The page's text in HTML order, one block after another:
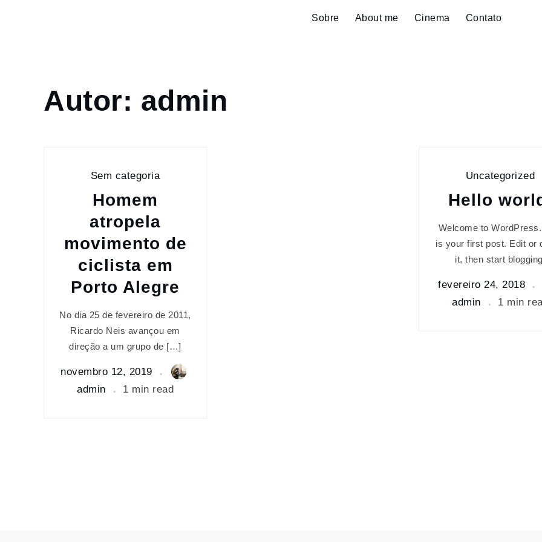
Sobre About me Cinema Contato
Home
admin
Autor: admin
Sem categoria
Homem
atropela
movimento de
ciclista em
Porto Alegre
No dia 25 de fevereiro de 2011,
Ricardo Neis avançou em
direção a um grupo de […]
novembro 12, 2019
admin
1 min read
Uncategorized
Hello
Welcome to
is your first post. Edit or
it, then start
fevereiro 24, 2018
admin
1 min